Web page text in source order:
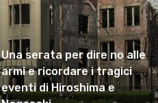
Una serata per dire no alle
armi e ricordare i tragici
eventi di Hiroshima e